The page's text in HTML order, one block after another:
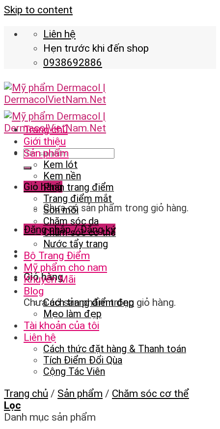
Skip to content
Liên hệ
Hẹn trước khi đến shop
0938692886
Giỏ hàng
Chưa có sản phẩm trong giỏ hàng.
Đăng nhập / Đăng ký
Giỏ hàng
Chưa có sản phẩm trong giỏ hàng.
Trang chủ
Giới thiệu
Sản phẩm
Kem lót
Kem nền
Phấn trang điểm
Trang điểm mắt
Son môi
Chăm sóc da
Chăm sóc cơ thể
Nước tẩy trang
Bộ Trang Điểm
Mỹ phẩm cho nam
Khuyến Mãi
Blog
Cách trang điểm đẹp
Mẹo làm đẹp
Tài khoản của tôi
Liên hệ
Cách thức đặt hàng & Thanh toán
Tích Điểm Đổi Qùa
Cộng Tác Viên
Trang chủ / Sản phẩm / Chăm sóc cơ thể
Lọc
Danh mục sản phẩm